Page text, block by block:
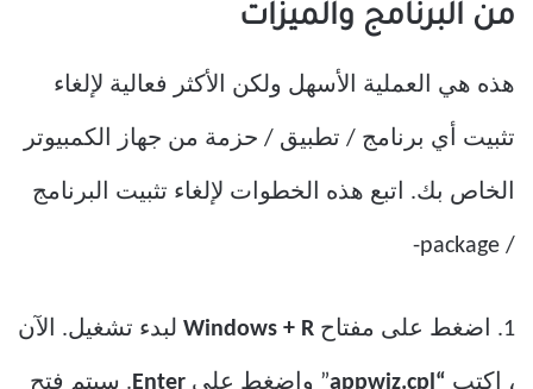
من البرنامج والميزات
هذه هي العملية الأسهل ولكن الأكثر فعالية لإلغاء
تثبيت أي برنامج / تطبيق / حزمة من جهاز الكمبيوتر
الخاص بك. اتبع هذه الخطوات لإلغاء تثبيت البرنامج
/ package-
1. اضغط على مفتاح لبدء تشغيل. الآن
، اكتب “appwiz.cpl ” واضغط على Enter . سيتم فتح